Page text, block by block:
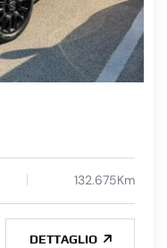
132.675Km
DETTAGLIO